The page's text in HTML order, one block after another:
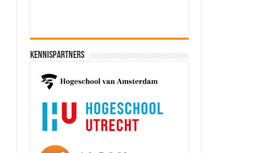
Kennispartners